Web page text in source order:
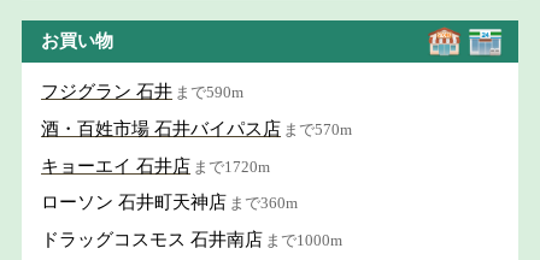
お買い物
フジグラン 石井 まで590m
酒・百姓市場 石井バイパス店 まで570m
キョーエイ 石井店 まで1720m
ローソン 石井町天神店 まで360m
ドラッグコスモス 石井南店 まで1000m